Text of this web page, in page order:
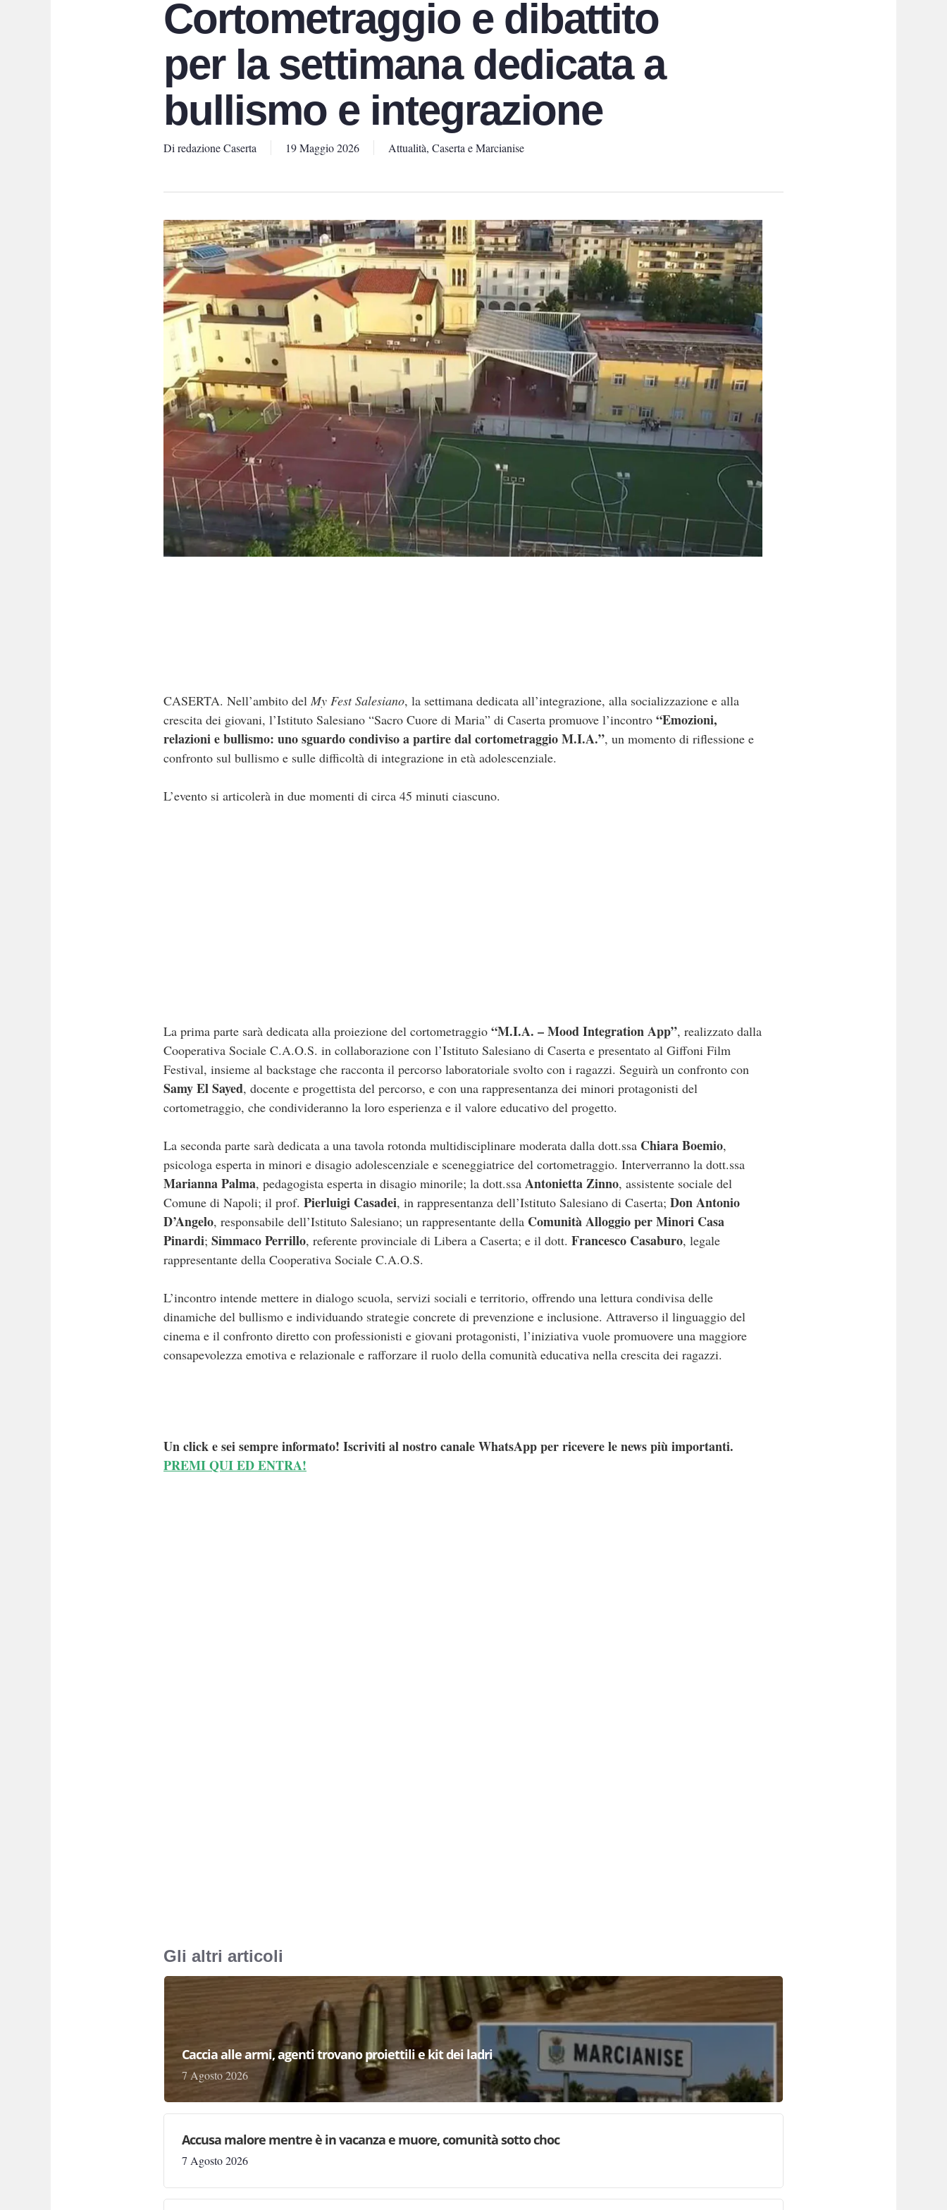
Cortometraggio e dibattito
per la settimana dedicata a
bullismo e integrazione
Di redazione Caserta 19 Maggio 2026 Attualità, Caserta e Marcianise
CASERTA. Nell’ambito del My Fest Salesiano, la settimana dedicata all’integrazione, alla socializzazione e alla
crescita dei giovani, l’Istituto Salesiano “Sacro Cuore di Maria” di Caserta promuove l’incontro “Emozioni,
relazioni e bullismo: uno sguardo condiviso a partire dal cortometraggio M.I.A.”, un momento di riflessione e
confronto sul bullismo e sulle difficoltà di integrazione in età adolescenziale.
L’evento si articolerà in due momenti di circa 45 minuti ciascuno.
La prima parte sarà dedicata alla proiezione del cortometraggio “M.I.A. – Mood Integration App”, realizzato dalla
Cooperativa Sociale C.A.O.S. in collaborazione con l’Istituto Salesiano di Caserta e presentato al Giffoni Film
Festival, insieme al backstage che racconta il percorso laboratoriale svolto con i ragazzi. Seguirà un confronto con
Samy El Sayed, docente e progettista del percorso, e con una rappresentanza dei minori protagonisti del
cortometraggio, che condivideranno la loro esperienza e il valore educativo del progetto.
La seconda parte sarà dedicata a una tavola rotonda multidisciplinare moderata dalla dott.ssa Chiara Boemio,
psicologa esperta in minori e disagio adolescenziale e sceneggiatrice del cortometraggio. Interverranno la dott.ssa
Marianna Palma, pedagogista esperta in disagio minorile; la dott.ssa Antonietta Zinno, assistente sociale del
Comune di Napoli; il prof. Pierluigi Casadei, in rappresentanza dell’Istituto Salesiano di Caserta; Don Antonio
D’Angelo, responsabile dell’Istituto Salesiano; un rappresentante della Comunità Alloggio per Minori Casa
Pinardi; Simmaco Perrillo, referente provinciale di Libera a Caserta; e il dott. Francesco Casaburo, legale
rappresentante della Cooperativa Sociale C.A.O.S.
L’incontro intende mettere in dialogo scuola, servizi sociali e territorio, offrendo una lettura condivisa delle
dinamiche del bullismo e individuando strategie concrete di prevenzione e inclusione. Attraverso il linguaggio del
cinema e il confronto diretto con professionisti e giovani protagonisti, l’iniziativa vuole promuovere una maggiore
consapevolezza emotiva e relazionale e rafforzare il ruolo della comunità educativa nella crescita dei ragazzi.
Un click e sei sempre informato! Iscriviti al nostro canale WhatsApp per ricevere le news più importanti.
PREMI QUI ED ENTRA!
Gli altri articoli
Caccia alle armi, agenti trovano proiettili e kit dei ladri
7 Agosto 2026
Accusa malore mentre è in vacanza e muore, comunità sotto choc
7 Agosto 2026